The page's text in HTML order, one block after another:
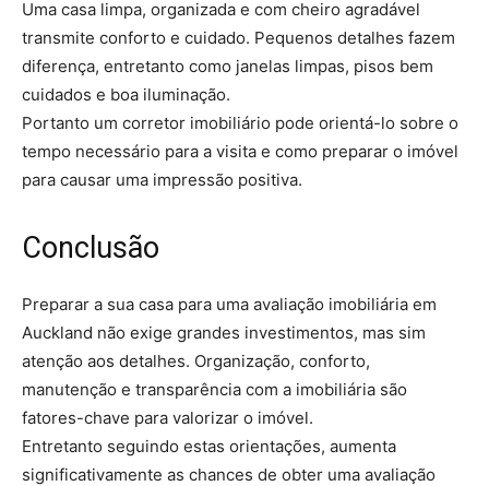
Uma casa limpa, organizada e com cheiro agradável
transmite conforto e cuidado. Pequenos detalhes fazem
diferença, entretanto como janelas limpas, pisos bem
cuidados e boa iluminação.
Portanto um corretor imobiliário pode orientá-lo sobre o
tempo necessário para a visita e como preparar o imóvel
para causar uma impressão positiva.
Conclusão
Preparar a sua casa para uma avaliação imobiliária em
Auckland não exige grandes investimentos, mas sim
atenção aos detalhes. Organização, conforto,
manutenção e transparência com a imobiliária são
fatores-chave para valorizar o imóvel.
Entretanto seguindo estas orientações, aumenta
significativamente as chances de obter uma avaliação